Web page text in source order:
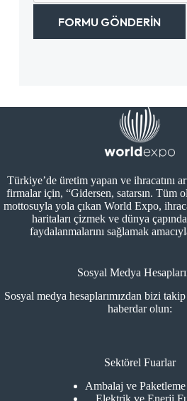
n
*
*
FORMU GÖNDERIN
Türkiye’de üretim yapan ve ihracatını
firmalar için, “Gidersen, satarsın. Tüm
mottosuyla yola çıkan World Expo,
haritaları çizmek ve dünya
faydalanmalarını sağlamak
Sosyal Medya
Sosyal medya hesaplarımızdan bizi
haberdar olun:
Sektörel Fuarlar
Ambalaj ve Paketleme
Elektrik ve Enerji